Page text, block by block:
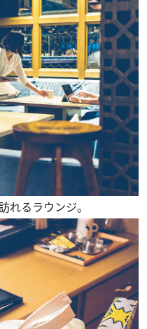
れるラウンジ。